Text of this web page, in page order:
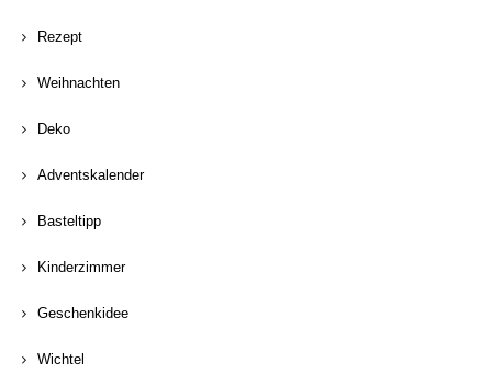
Rezept
Weihnachten
Deko
Adventskalender
Basteltipp
Kinderzimmer
Geschenkidee
Wichtel